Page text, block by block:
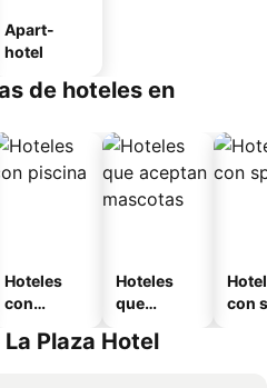
Apart-
hotel
de hoteles en
Hoteles
con
Hoteles
que
mascotas
con
Plaza Hotel